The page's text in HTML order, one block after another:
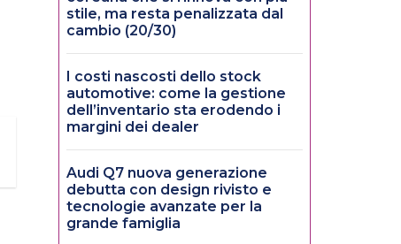
stile, ma resta penalizzata dal
cambio (20/30)
I costi nascosti dello stock
automotive: come la gestione
dell’inventario sta erodendo i
margini dei dealer
Audi Q7 nuova generazione
debutta con design rivisto e
tecnologie avanzate per la
grande famiglia